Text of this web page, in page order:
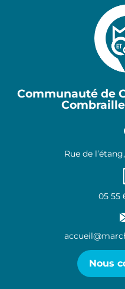
Communauté de
Rue de
05 55
Nous